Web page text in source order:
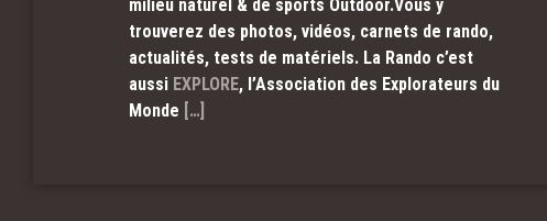
milieu naturel & de sports Outdoor.Vous y
trouverez des photos, vidéos, carnets de rando,
actualités, tests de matériels. La Rando c’est
aussi EXPLORE, l’Association des Explorateurs du
Monde […]